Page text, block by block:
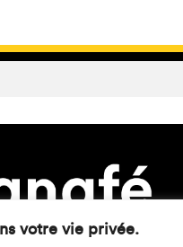
votre vie privée.